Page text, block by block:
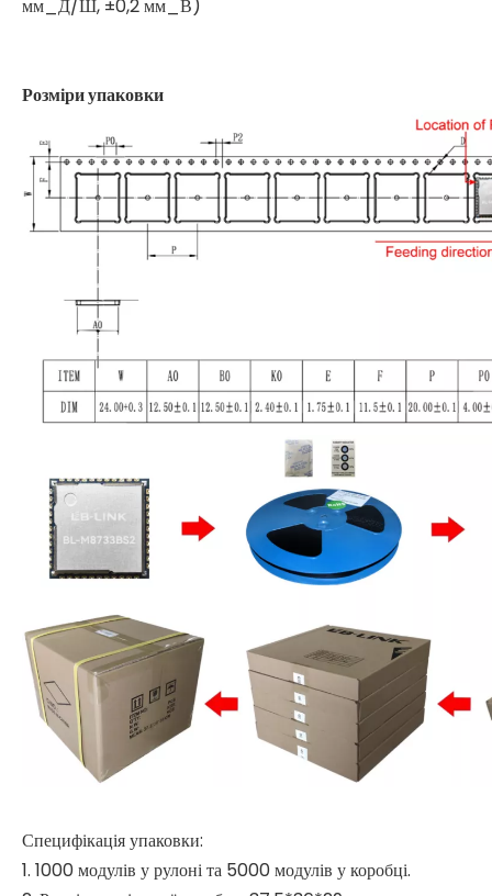
мм_Д/Ш, ±0,2 мм_В)
Розміри упаковки
Специфікація упаковки:
1. 1000 модулів у рулоні та 5000 модулів у коробці.